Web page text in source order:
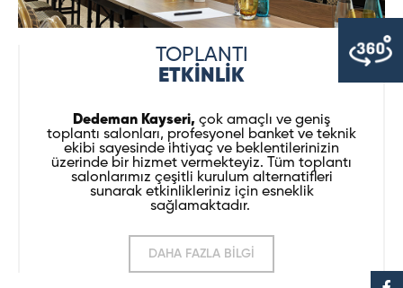
TOPLANTI
ETKİNLİK
Dedeman Kayseri, çok amaçlı ve geniş
toplantı salonları, profesyonel banket ve teknik
ekibi sayesinde ihtiyaç ve beklentilerinizin
üzerinde bir hizmet vermekteyiz. Tüm toplantı
salonlarımız çeşitli kurulum alternatifleri
sunarak etkinlikleriniz için esneklik
sağlamaktadır.
DAHA FAZLA BİLGİ